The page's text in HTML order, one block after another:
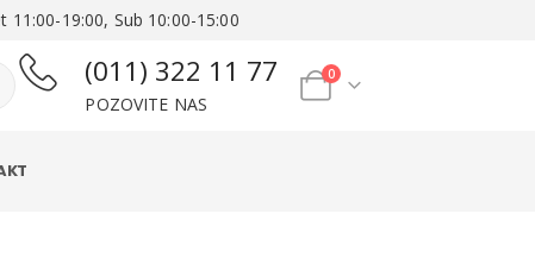
19:00, Sub 10:00-15:00
(011) 322 11 77
POZOVITE NAS
0